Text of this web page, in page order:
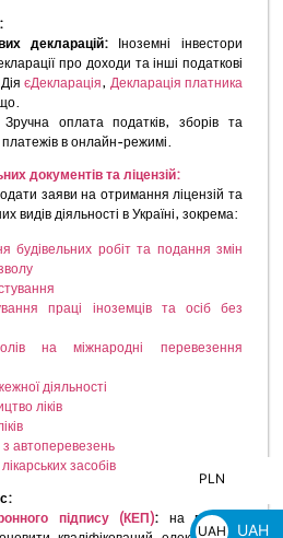
декларацій: Іноземні інвестори
про доходи та інші податкові
єДекларація, Декларація платника
оплата податків, зборів та
платежів в онлайн-режимі.
документів та ліцензій:
заяви на отримання ліцензій та
видів діяльності в Україні, зокрема:
будівельних робіт та подання змін
праці іноземців та осіб без
на міжнародні перевезення
діяльності
ліків
з автоперевезень
засобів
підпису (КЕП): на порталі
PLN
zł
UAH UAH